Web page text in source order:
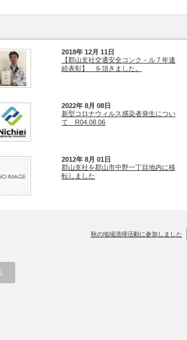
2018年 12月 11日
【郡山支社交通安全コンク－ル７年連
続表彰】 を頂きました。
2022年 8月 08日
新型コロナウィルス感染者発生につい
て R04.08.06
2012年 8月 01日
郡山支社を郡山市中野一丁目地内に移
転しました
秋の地域清掃活動に参加しました